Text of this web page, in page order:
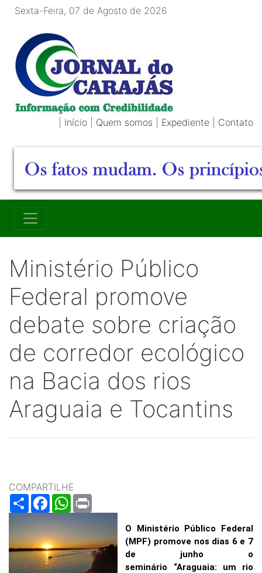
Sexta-Feira, 07 de Agosto de 2026
Início Quem somos Expediente Contato
Ministério Público
Federal promove
debate sobre criação
de corredor ecológico
na Bacia dos rios
Araguaia e Tocantins
COMPARTILHE
ShareFacebookWhatsApp
O Ministério Público Federal
(MPF) promove nos dias 6 e 7
de junho o
seminário “Araguaia: um rio